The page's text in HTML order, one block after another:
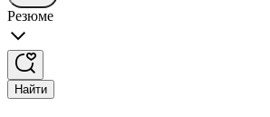
Резюме
Найти